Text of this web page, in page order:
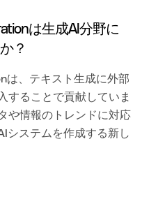
は生成AI分野に
？
は、テキスト生成に外部
することで貢献していま
や情報のトレンドに対応
システムを作成する新し